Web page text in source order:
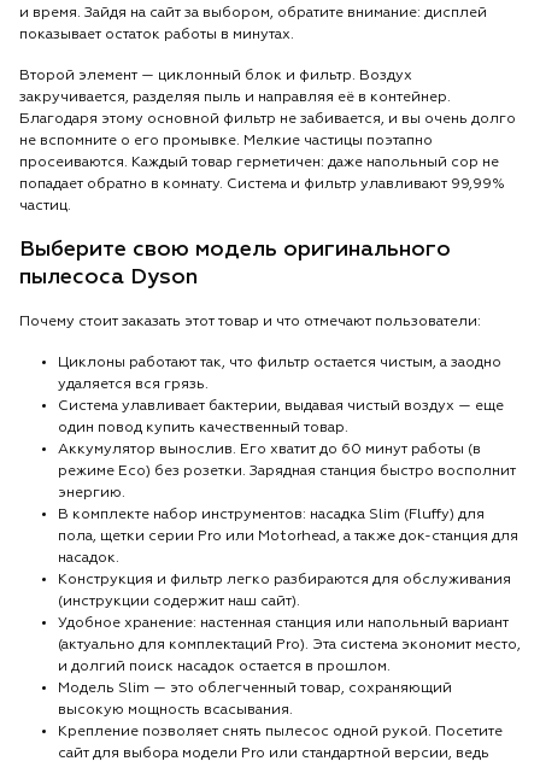
и время. Зайдя на сайт за выбором, обратите внимание: дисплей
показывает остаток работы в минутах.
Второй элемент — циклонный блок и фильтр. Воздух
закручивается, разделяя пыль и направляя её в контейнер.
Благодаря этому основной фильтр не забивается, и вы очень долго
не вспомните о его промывке. Мелкие частицы поэтапно
просеиваются. Каждый товар герметичен: даже напольный сор не
попадает обратно в комнату. Система и фильтр улавливают 99,99%
частиц.
Выберите свою модель оригинального
пылесоса Dyson
Почему стоит заказать этот товар и что отмечают пользователи:
Циклоны работают так, что фильтр остается чистым, а заодно
удаляется вся грязь.
Система улавливает бактерии, выдавая чистый воздух — еще
один повод купить качественный товар.
Аккумулятор вынослив. Его хватит до 60 минут работы (в
режиме Eco) без розетки. Зарядная станция быстро восполнит
энергию.
В комплекте набор инструментов: насадка Slim (Fluffy) для
пола, щетки серии Pro или Motorhead, а также док-станция для
насадок.
Конструкция и фильтр легко разбираются для обслуживания
(инструкции содержит наш сайт).
Удобное хранение: настенная станция или напольный вариант
(актуально для комплектаций Pro). Эта система экономит место,
и долгий поиск насадок остается в прошлом.
Модель Slim — это облегченный товар, сохраняющий
высокую мощность всасывания.
Крепление позволяет снять пылесос одной рукой. Посетите
сайт для выбора модели Pro или стандартной версии, ведь